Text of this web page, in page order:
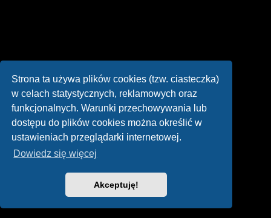
Strona ta używa plików cookies (tzw. ciasteczka)
w celach statystycznych, reklamowych oraz
funkcjonalnych. Warunki przechowywania lub
dostępu do plików cookies można określić w
ustawieniach przeglądarki internetowej.
Dowiedz się więcej
Akceptuję!